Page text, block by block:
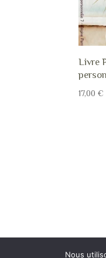
Livre
17,00€
Design de
Nous